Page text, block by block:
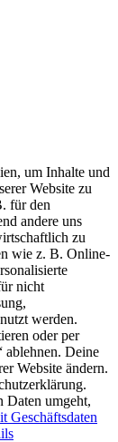
um Inhalte und
Website zu
für den
andere uns
zu
wie z. B. Online-
nicht
werden.
oder per
ablehnen. Deine
Website ändern.
Daten umgeht,
Geschäftsdaten